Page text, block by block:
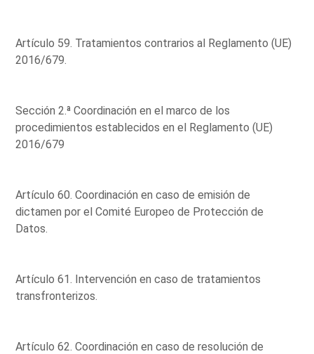
Artículo 59. Tratamientos contrarios al Reglamento (UE)
2016/679.
Sección 2.ª Coordinación en el marco de los
procedimientos establecidos en el Reglamento (UE)
2016/679
Artículo 60. Coordinación en caso de emisión de
dictamen por el Comité Europeo de Protección de
Datos.
Artículo 61. Intervención en caso de tratamientos
transfronterizos.
Artículo 62. Coordinación en caso de resolución de